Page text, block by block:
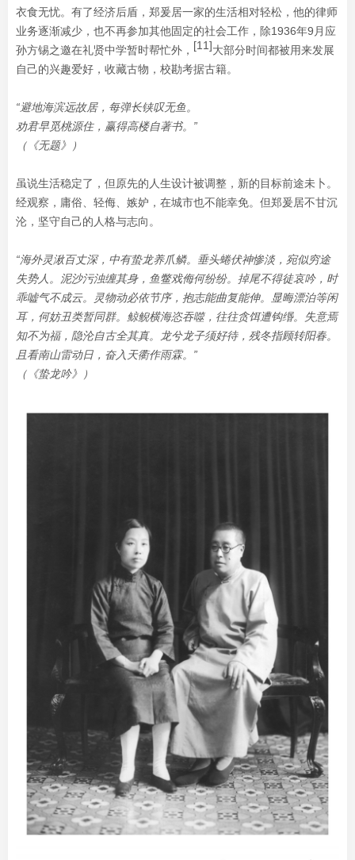
衣食无忧。有了经济后盾，郑爰居一家的生活相对轻松，他的律师
业务逐渐减少，也不再参加其他固定的社会工作，除1936年9月应
孙方锡之邀在礼贤中学暂时帮忙外， [11]大部分时间都被用来发展
自己的兴趣爱好，收藏古物，校勘考据古籍。
“避地海滨远故居，每弹长铗叹无鱼。
劝君早觅桃源住，赢得高楼自著书。”
（《无题》）
虽说生活稳定了，但原先的人生设计被调整，新的目标前途未卜。
经观察，庸俗、轻侮、嫉妒，在城市也不能幸免。但郑爰居不甘沉
沦，坚守自己的人格与志向。
“海外灵湫百丈深，中有蛰龙养爪鳞。垂头蜷伏神惨淡，宛似穷途
失势人。泥沙污浊缠其身，鱼鳖戏侮何纷纷。掉尾不得徒哀吟，时
乖嘘气不成云。灵物动必依节序，抱志能曲复能伸。显晦漂泊等闲
耳，何妨丑类暂同群。鲸鲵横海恣吞噬，往往贪饵遭钩缗。失意焉
知不为福，隐沦自古全其真。龙兮龙子须好待，残冬指顾转阳春。
且看南山雷动日，奋入天衢作雨霖。”
（《蛰龙吟》）